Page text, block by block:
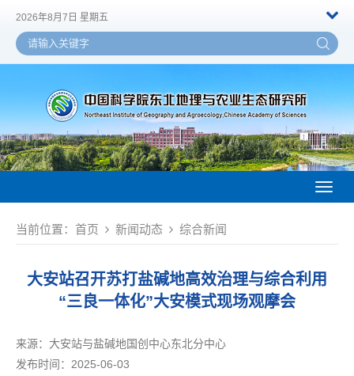
2026年8月7日 星期五
当前位置： 首页 新闻动态 综合新闻
大安站召开苏打盐碱地高效治理与综合利用
“三良一体化”大安模式现场观摩会
来源： 大安站与盐碱地国创中心东北分中心
发布时间：2025-06-03